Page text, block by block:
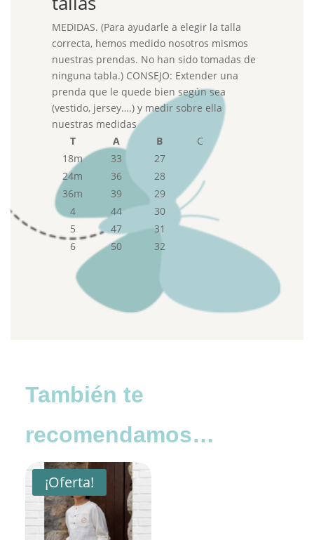
MEDIDAS. (Para ayudarle a elegir la talla
correcta, hemos medido nosotros mismos
nuestras prendas. No han sido tomadas de
ninguna tabla.) CONSEJO: Extender una
prenda que le quede bien según sea
(vestido, jersey….) y medir sobre ella
nuestras medidas
T
A B
C
18m
33
27
24m
36
28
36m
39
29
4
44
30
5
47
31
6
50 32
También te
recomendamos…
¡Oferta!